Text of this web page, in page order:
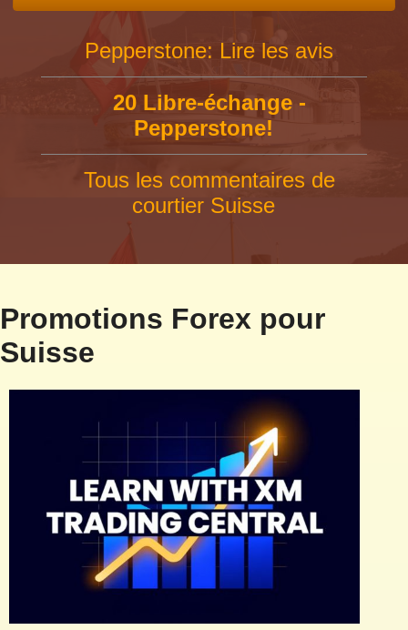
Pepperstone: Lire les avis
20 Libre-échange -
Pepperstone!
Tous les commentaires de
courtier Suisse
Promotions Forex pour
Suisse